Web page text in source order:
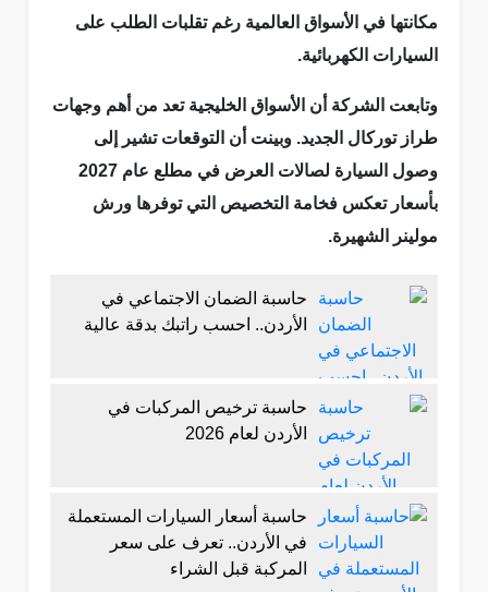
مكانتها في الأسواق العالمية رغم تقلبات الطلب على
السيارات الكهربائية.
وتابعت الشركة أن الأسواق الخليجية تعد من أهم وجهات
طراز توركال الجديد. وبينت أن التوقعات تشير إلى
وصول السيارة لصالات العرض في مطلع عام 2027
بأسعار تعكس فخامة التخصيص التي توفرها ورش
مولينر الشهيرة.
حاسبة الضمان الاجتماعي في
الأردن.. احسب راتبك بدقة عالية
حاسبة ترخيص المركبات في
الأردن لعام 2026
حاسبة أسعار السيارات المستعملة
في الأردن.. تعرف على سعر
المركبة قبل الشراء